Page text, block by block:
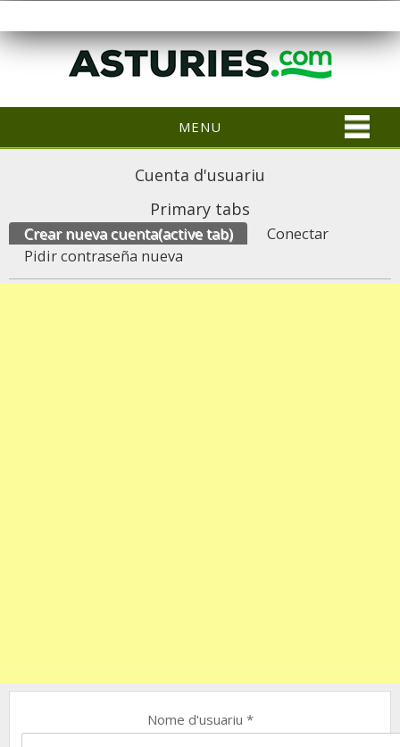
MENU
Cuenta d'usuariu
Primary tabs
Crear nueva cuenta(active tab)
Conectar
Pidir contraseña nueva
Nome d'usuariu *